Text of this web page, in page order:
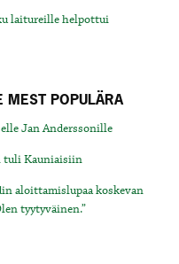
laitureille helpottui
MEST POPULÄRA
Jan Anderssonille
tuli Kauniaisiin
aloittamislupaa koskevan
tyytyväinen.”